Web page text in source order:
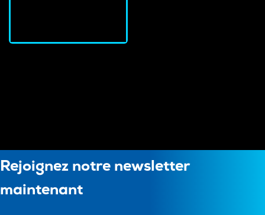
Rejoignez notre newsletter
maintenant